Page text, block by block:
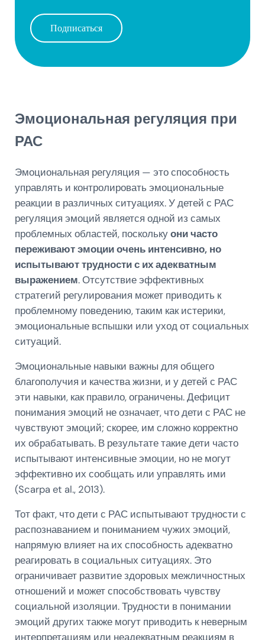
Подписаться
Эмоциональная регуляция при
РАС
Эмоциональная регуляция — это способность
управлять и контролировать эмоциональные
реакции в различных ситуациях. У детей с РАС
регуляция эмоций является одной из самых
проблемных областей, посколькуони часто
переживают эмоции очень интенсивно, но
испытывают трудности с их адекватным
выражением. Отсутствие эффективных
стратегий регулирования может приводить к
проблемному поведению, таким как истерики,
эмоциональные вспышки или уход от социальных
ситуаций.
Эмоциональные навыки важны для общего
благополучия и качества жизни, и у детей с РАС
эти навыки, как правило, ограничены. Дефицит
понимания эмоций не означает, что дети с РАС не
чувствуют эмоций; скорее, им сложно корректно
их обрабатывать. В результате такие дети часто
испытывают интенсивные эмоции, но не могут
эффективно их сообщать или управлять ими
(Scarpa et al., 2013).
Тот факт, что дети с РАС испытывают трудности с
распознаванием и пониманием чужих эмоций,
напрямую влияет на их способность адекватно
реагировать в социальных ситуациях. Это
ограничивает развитие здоровых межличностных
отношений и может способствовать чувству
социальной изоляции. Трудности в понимании
эмоций других также могут приводить к неверным
интерпретациям или неадекватным реакциям в